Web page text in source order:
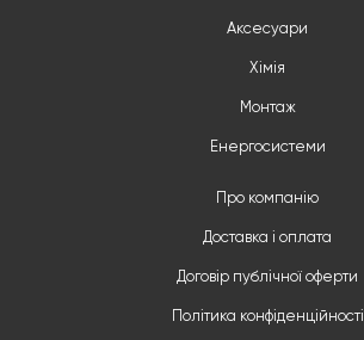
Аксесуари
Хімія
Монтаж
Енергосистеми
Про компанію
Доставка і оплата
Договір публічної оферти
Політика конфіденційності